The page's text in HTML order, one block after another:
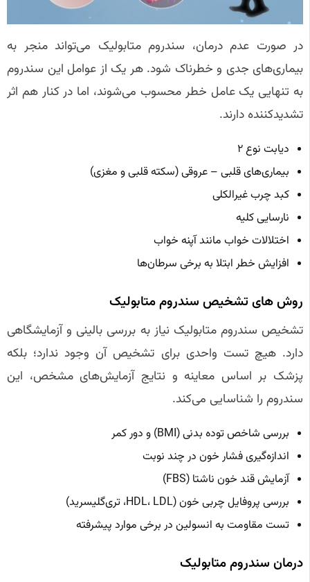
در صورت عدم درمان، سندروم متابولیک می‌تواند منجر به
بیماری‌های جدی و خطرناک شود. هر یک از عوامل این سندروم
به تنهایی یک عامل خطر محسوب می‌شوند، اما در کنار هم اثر
تشدیدکننده دارند.
دیابت نوع ۲
بیماری‌های قلبی – عروقی (سکته قلبی و مغزی)
کبد چرب غیرالکلی
نارسایی کلیه
اختلالات خواب مانند آپنه خواب
افزایش خطر ابتلا به برخی سرطان‌ها
روش‌ های تشخیص سندروم متابولیک
تشخیص سندروم متابولیک نیاز به بررسی بالینی و آزمایشگاهی
دارد. هیچ تست واحدی برای تشخیص آن وجود ندارد؛ بلکه
پزشک بر اساس معاینه و نتایج آزمایش‌های مشخص، این
سندروم را شناسایی می‌کند.
بررسی شاخص توده بدنی (BMI) و دور کمر
اندازه‌گیری فشار خون در چند نوبت
آزمایش قند خون ناشتا (FBS)
بررسی پروفایل چربی خون (HDL، LDL، تری‌گلیسرید)
تست مقاومت به انسولین در برخی موارد پیشرفته
درمان سندروم متابولیک